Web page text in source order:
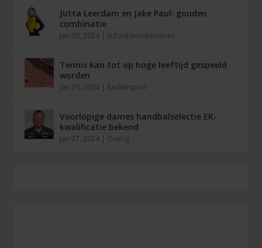
Jutta Leerdam en Jake Paul: gouden
combinatie
jan 30, 2024 | Schaatsen/skeeleren
Tennis kan tot op hoge leeftijd gespeeld
worden
jan 29, 2024 | Racketsport
Voorlopige dames handbalselectie EK-
kwalificatie bekend
jan 27, 2024 | Overig